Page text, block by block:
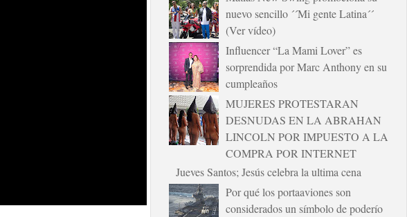
nuevo sencillo ´´Mi gente Latina´´
(Ver vídeo)
Influencer “La Mami Lover” es
sorprendida por Marc Anthony en su
cumpleaños
MUJERES PROTESTARAN
DESNUDAS EN LA ABRAHAN
LINCOLN POR IMPUESTO A LA
COMPRA POR INTERNET
Jueves Santos; Jesús celebra la ultima cena
Por qué los portaaviones son
considerados un símbolo de poderío